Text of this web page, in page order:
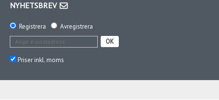
NYHETSBREV
Registrera
Avregistrera
OK
Priser inkl. moms